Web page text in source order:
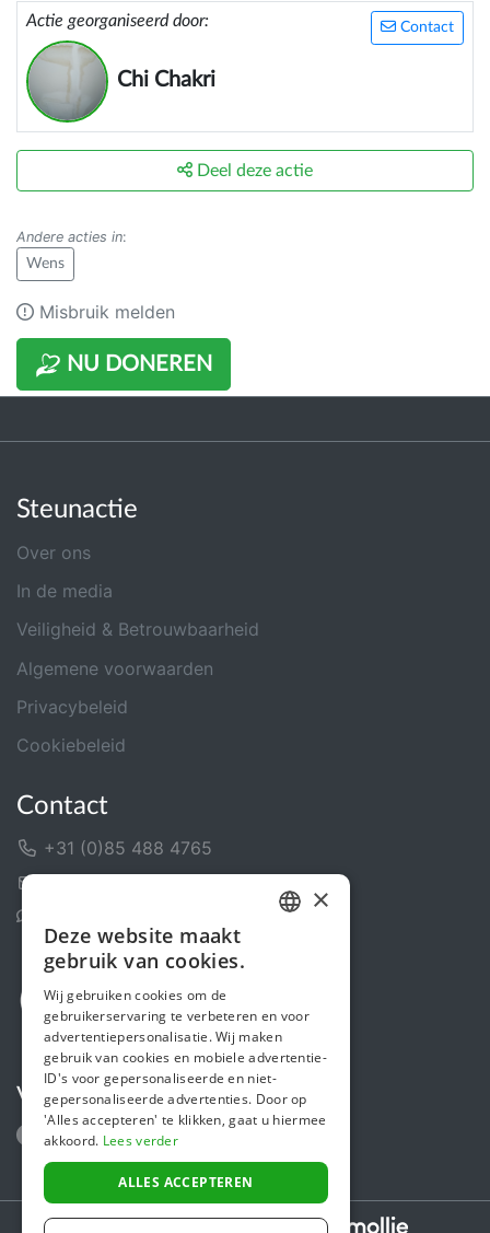
Contact
Actie georganiseerd door:
Chi Chakri
NU DONEREN
Deel deze actie
Andere acties in:
Wens
Misbruik melden
Steunactie
Over ons
In de media
Veiligheid & Betrouwbaarheid
Algemene voorwaarden
Privacybeleid
Cookiebeleid
Contact
+31 (0)85 488 4765
Volg ons
Secure payments powered by
ENGLISH
×
Deze website maakt
gebruik van cookies.
Wij gebruiken cookies om de
gebruikerservaring te verbeteren en voor
advertentiepersonalisatie. Wij maken
gebruik van cookies en mobiele advertentie-
ID's voor gepersonaliseerde en niet-
gepersonaliseerde advertenties. Door op
'Alles accepteren' te klikken, gaat u hiermee
akkoord. Lees verder
ALLES ACCEPTEREN